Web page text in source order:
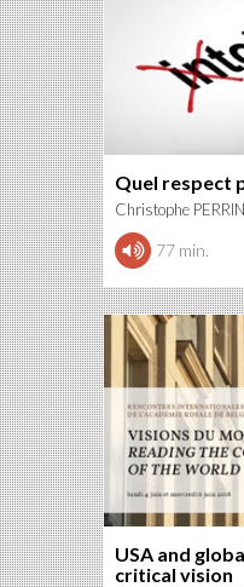
Quel respect
Christophe PERRIN
77 min.
USA and
critical vision